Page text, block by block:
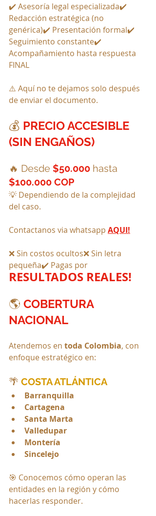
✔️ Asesoría legal especializada✔️
Redacción estratégica (no
genérica)✔️ Presentación formal✔️
Seguimiento constante✔️
Acompañamiento hasta respuesta
FINAL
⚠️ Aquí no te dejamos solo después
de enviar el documento.
💰 PRECIO ACCESIBLE
(SIN ENGAÑOS)
🔥 Desde $50.000 hasta
$100.000 COP
💡 Dependiendo de la complejidad
del caso.
Contactanos via whatsapp AQUI!
❌ Sin costos ocultos❌ Sin letra
pequeña✔️ Pagas por
RESULTADOS REALES!
🌎 COBERTURA
NACIONAL
Atendemos en toda Colombia, con
enfoque estratégico en:
🌴 COSTA ATLÁNTICA
Barranquilla
Cartagena
Santa Marta
Valledupar
Montería
Sincelejo
🎯 Conocemos cómo operan las
entidades en la región y cómo
hacerlas responder.